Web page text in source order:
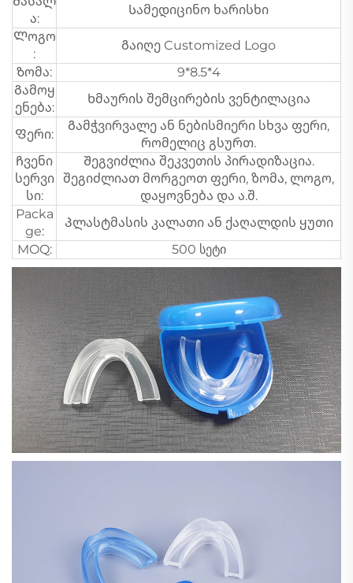
ა:
Სამედიცინო ხარისხი
Ლოგო
:
Გაიღე Customized Logo
Ზომა:
9*8.5*4
Გამოყ
ენება:
Ხმაურის შემცირების ვენტილაცია
Ფერი:
Გამჭვირვალე ან ნებისმიერი სხვა ფერი,
რომელიც გსურთ.
Ჩვენი
სერვი
სი:
Შეგვიძლია შეკვეთის პირადიზაცია.
შეგიძლიათ მორგეოთ ფერი, ზომა, ლოგო,
დაყოვნება და ა.შ.
Packa
ge:
Პლასტმასის კალათი ან ქაღალდის ყუთი
MOQ:
500 სეტი